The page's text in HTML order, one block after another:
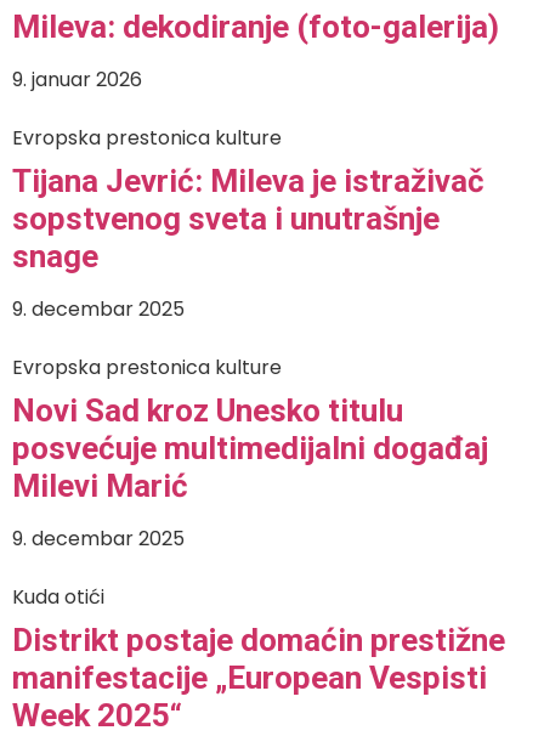
Mileva: dekodiranje (foto-galerija)
9. januar 2026
Evropska prestonica kulture
Tijana Jevrić: Mileva je istraživač
sopstvenog sveta i unutrašnje
snage
9. decembar 2025
Evropska prestonica kulture
Novi Sad kroz Unesko titulu
posvećuje multimedijalni događaj
Milevi Marić
9. decembar 2025
Kuda otići
Distrikt postaje domaćin prestižne
manifestacije „European Vespisti
Week 2025“